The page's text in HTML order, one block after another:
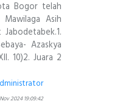
Bogor telah
Asih
Azaskya
10)2. Juara 2
2024 19:09:42